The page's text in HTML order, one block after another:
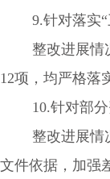
9.针对落实“三
整改进展情况
12项，均严格落
10.针对部分
整改进展情况
文件依据，加强